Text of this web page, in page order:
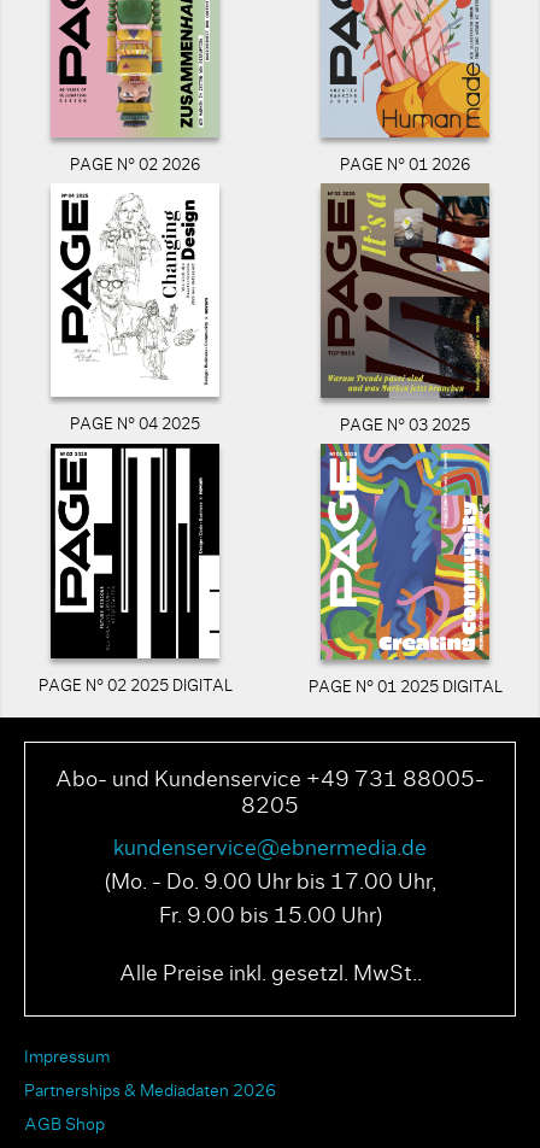
PAGE N° 02 2026 PAGE N° 01 2026
PAGE N° 04 2025 PAGE N° 03 2025
PAGE N° 02 2025 DIGITAL PAGE N° 01 2025 DIGITAL
Abo- und Kundenservice +49 731 88005-
8205
kundenservice@ebnermedia.de
(Mo. - Do. 9.00 Uhr bis 17.00 Uhr,
Fr. 9.00 bis 15.00 Uhr)
Alle Preise inkl. gesetzl. MwSt..
Impressum
Partnerships & Mediadaten 2026
AGB Shop